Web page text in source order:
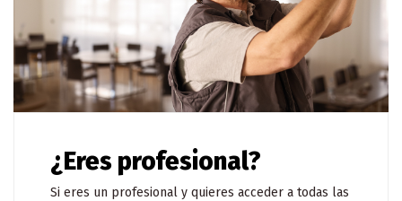
¿Eres profesional?
Si eres un profesional y quieres acceder a todas las